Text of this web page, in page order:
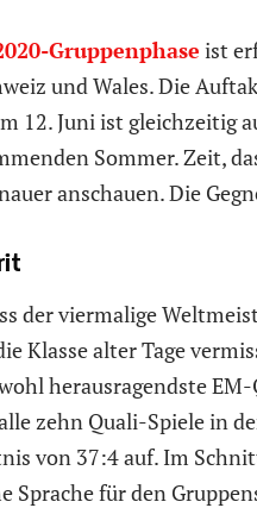
Gruppenphase ist
und Wales. Die
12. Juni ist gleichzeitig
Sommer. Zeit,
anschauen. Die
der viermalige
Klasse alter Tage
herausragendste
zehn Quali-Spiele in
von 37:4 auf. Im
Sprache für den